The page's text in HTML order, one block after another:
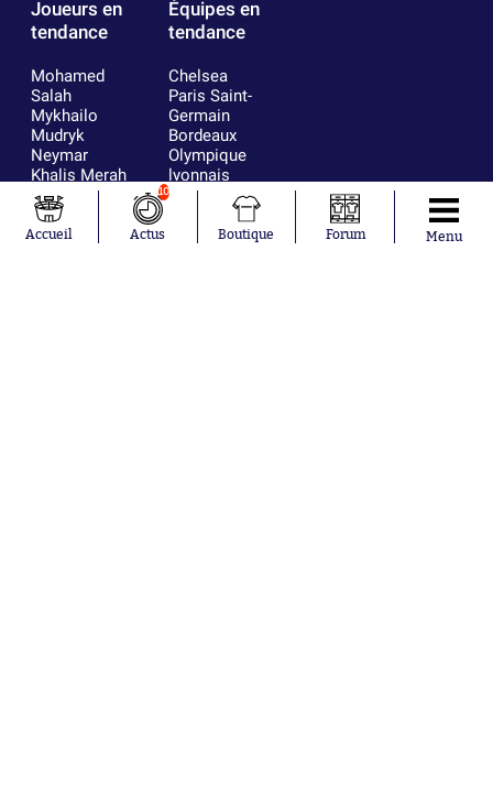
Joueurs en
tendance
Mohamed
Salah
Mykhailo
Mudryk
Neymar
Khalis Merah
Loïs Openda
Moussa
Niakhaté
Équipes en
tendance
Chelsea
Paris Saint-
Germain
Bordeaux
Olympique
lyonnais
FIFA
Real Madrid
RC Strasbourg
Accueil
10
Actus Boutique Forum Menu